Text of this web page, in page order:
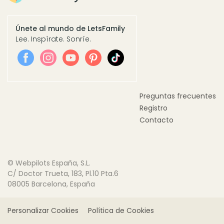
Únete al mundo de LetsFamily
Lee. Inspírate. Sonríe.
Preguntas frecuentes
Registro
Contacto
© Webpilots España, S.L.
C/ Doctor Trueta, 183, Pl.10 Pta.6
08005 Barcelona, España
Personalizar Cookies
Política de Cookies